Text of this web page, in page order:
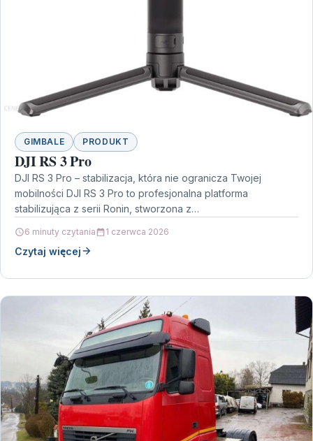
GIMBALE PRODUKT
DJI RS 3 Pro
DJI RS 3 Pro – stabilizacja, która nie ogranicza Twojej
mobilności DJI RS 3 Pro to profesjonalna platforma
stabilizująca z serii Ronin, stworzona z…
6 minuty czytania 1 czerwca 2026
Czytaj więcej